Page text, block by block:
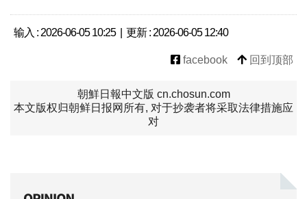
输入 : 2026-06-05 10:25 | 更新 : 2026-06-05 12:40
facebook 回到顶部
朝鮮日報中文版 cn.chosun.com
本文版权归朝鲜日报网所有, 对于抄袭者将采取法律措施应
对